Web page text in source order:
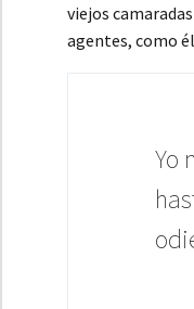
viejos
agentes, como
Yo